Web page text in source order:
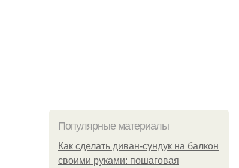
Популярные материалы
Как сделать диван-сундук на балкон
своими руками: пошаговая